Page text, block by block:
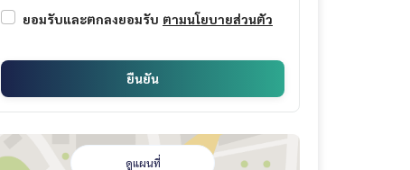
ยอมรับและตกลงยอมรับ ตามนโยบายส่วนตัว
ยืนยัน
ดูแผนที่